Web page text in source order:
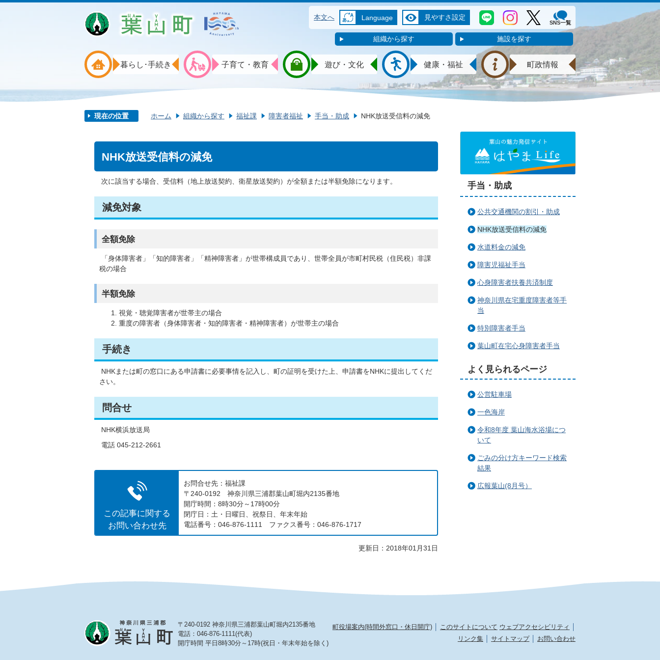
本文へ Language 見やすさ設定
SNS一覧
組織から探す 施設を探す
暮らし･手続き 子育て・教育 遊び・文化 健康・福祉 町政情報
現在の位置 ホーム 組織から探す 福祉課 障害者福祉 手当・助成 NHK放送受信料の減免
NHK放送受信料の減免
次に該当する場合、受信料（地上放送契約、衛星放送契約）が全額または半額免除になります。
減免対象
全額免除
「身体障害者」「知的障害者」「精神障害者」が世帯構成員であり、世帯全員が市町村民税（住民税）非課
税の場合
半額免除
視覚・聴覚障害者が世帯主の場合
重度の障害者（身体障害者・知的障害者・精神障害者）が世帯主の場合
手続き
NHKまたは町の窓口にある申請書に必要事情を記入し、町の証明を受けた上、申請書をNHKに提出してくだ
さい。
問合せ
NHK横浜放送局
電話 045-212-2661
この記事に関する
お問い合わせ先
お問合せ先：福祉課
〒240-0192 神奈川県三浦郡葉山町堀内2135番地
開庁時間：8時30分～17時00分
閉庁日：土・日曜日、祝祭日、年末年始
電話番号：046-876-1111 ファクス番号：046-876-1717
更新日：2018年01月31日
手当・助成
公共交通機関の割引・助成
NHK放送受信料の減免
水道料金の減免
障害児福祉手当
心身障害者扶養共済制度
神奈川県在宅重度障害者等手
当
特別障害者手当
葉山町在宅心身障害者手当
よく見られるページ
公営駐車場
一色海岸
令和8年度 葉山海水浴場につ
いて
ごみの分け方キーワード検索
結果
広報葉山(8月号）
〒240-0192 神奈川県三浦郡葉山町堀内2135番地
電話：046-876-1111(代表)
開庁時間 平日8時30分～17時(祝日・年末年始を除く)
町役場案内(時間外窓口・休日開庁) このサイトについて ウェブアクセシビリティ
リンク集
サイトマップ お問い合わせ